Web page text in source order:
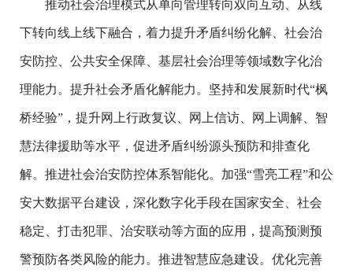
推动社会治理模式从单向管理转向双向互动、从线
下转向线上线下融合，着力提升矛盾纠纷化解、社会治
安防控、公共安全保障、基层社会治理等领域数字化治
理能力。提升社会矛盾化解能力。坚持和发展新时代“枫
桥经验”，提升网上行政复议、网上信访、网上调解、智
慧法律援助等水平，促进矛盾纠纷源头预防和排查化
解。推进社会治安防控体系智能化。加强“雪亮工程”和公
安大数据平台建设，深化数字化手段在国家安全、社会
稳定、打击犯罪、治安联动等方面的应用，提高预测预
警预防各类风险的能力。推进智慧应急建设。优化完善